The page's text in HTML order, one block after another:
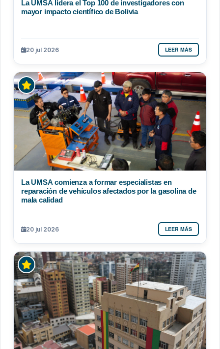
La UMSA lidera el Top 100 de investigadores con
mayor impacto científico de Bolivia
20 jul 2026 LEER MÁS
La UMSA comienza a formar especialistas en
reparación de vehículos afectados por la gasolina de
mala calidad
20 jul 2026 LEER MÁS